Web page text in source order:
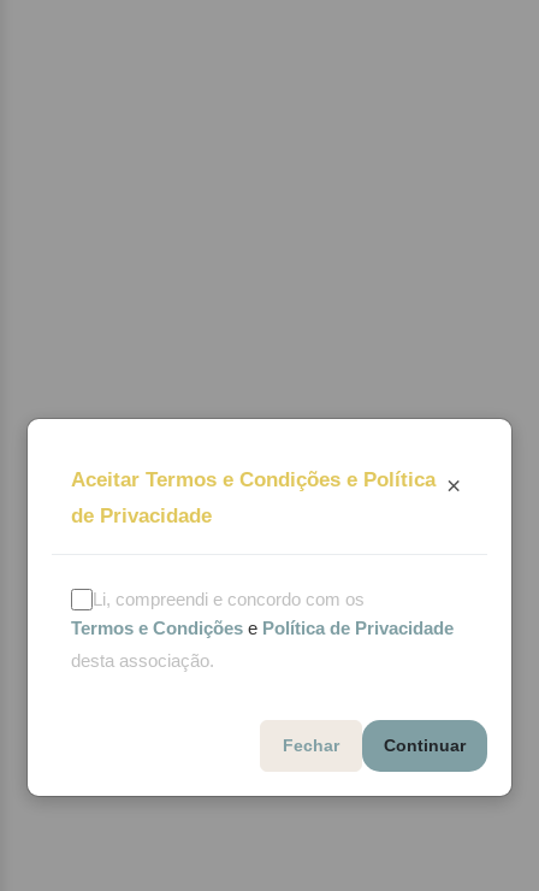
Aceitar Termos e Condições e Política
de Privacidade
×
Li, compreendi e concordo com os
Termos e Condições e Política de Privacidade
desta associação.
Fechar Continuar